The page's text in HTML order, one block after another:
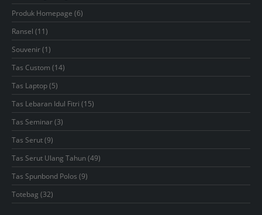
products
Produk Homepage 66
products
Ransel 1111
products
Souvenir 11
product
Tas Custom 1414
products
Tas Laptop 55
products
Tas Lebaran Idul Fitri 1515
products
Tas Seminar 33
products
Tas Serut 99
products
Tas Serut Ulang Tahun 4949
products
Tas Spunbond Polos 99
products
Totebag 3232
products